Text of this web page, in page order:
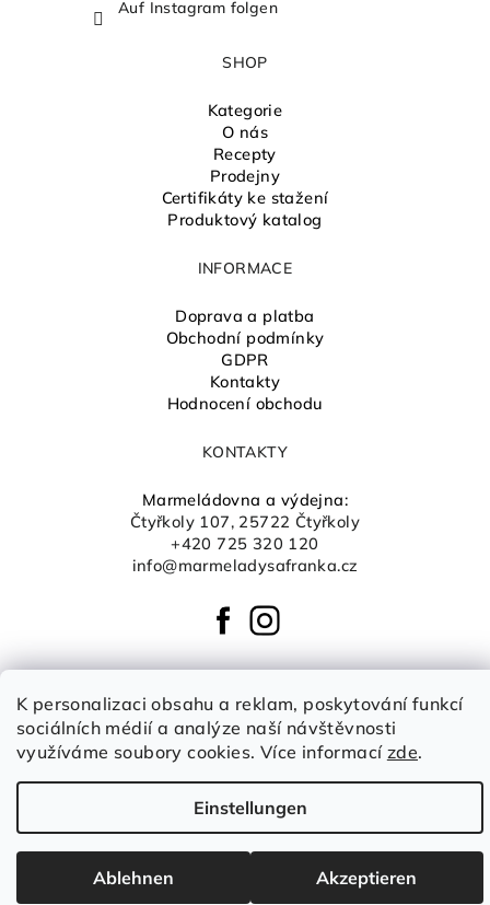
K personalizaci obsahu a reklam, poskytování funkcí
sociálních médií a analýze naší návštěvnosti
využíváme soubory cookies. Více informací zde.
Einstellungen
Ablehnen Akzeptieren
Auf Instagram folgen
SHOP
Kategorie
O nás
Recepty
Prodejny
Certifikáty ke stažení
Produktový katalog
INFORMACE
Doprava a platba
Obchodní podmínky
GDPR
Kontakty
Hodnocení obchodu
KONTAKTY
Marmeládovna a výdejna:
Čtyřkoly 107, 25722 Čtyřkoly
+420 725 320 120
info@marmeladysafranka.cz
Copyright 2026 Šafránka boutique. Alle Rechte
vorbehalten. Cookie-Einstellungen ändern
Erstellt von Shoptet